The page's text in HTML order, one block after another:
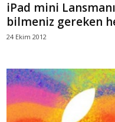
iPad mini
bilmeniz gereken
24 Ekim 2012